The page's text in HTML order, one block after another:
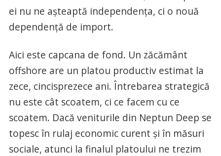
ei nu ne așteaptă independența, ci o nouă
dependență de import.
Aici este capcana de fond. Un zăcământ
offshore are un platou productiv estimat la
zece, cincisprezece ani. Întrebarea strategică
nu este cât scoatem, ci ce facem cu ce
scoatem. Dacă veniturile din Neptun Deep se
topesc în rulaj economic curent și în măsuri
sociale, atunci la finalul platoului ne trezim